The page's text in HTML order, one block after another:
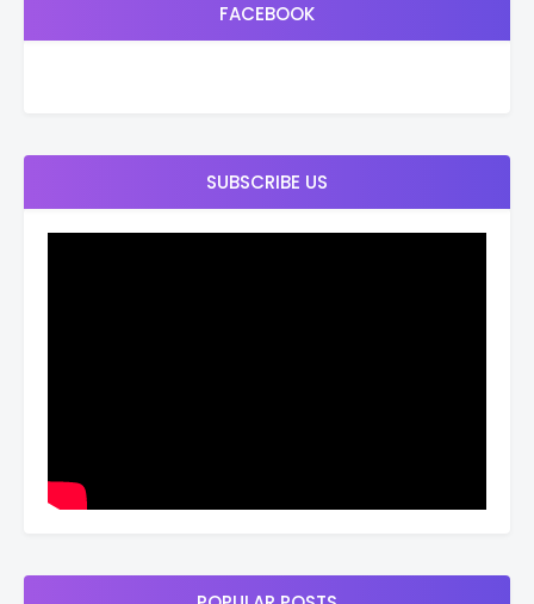
FACEBOOK
SUBSCRIBE US